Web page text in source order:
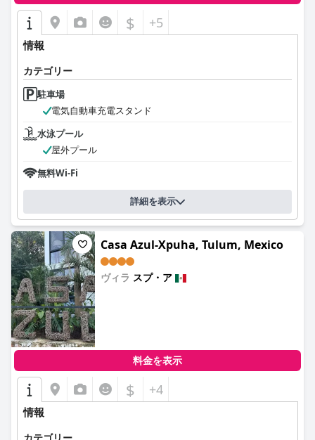
$ +5
情報
カテゴリー
駐車場
電気自動車充電スタンド
水泳プール
屋外プール
無料Wi-Fi
詳細を表示
Casa Azul-Xpuha, Tulum, Mexico
ヴィラ スプ・ア
料金を表示
$ +4
情報